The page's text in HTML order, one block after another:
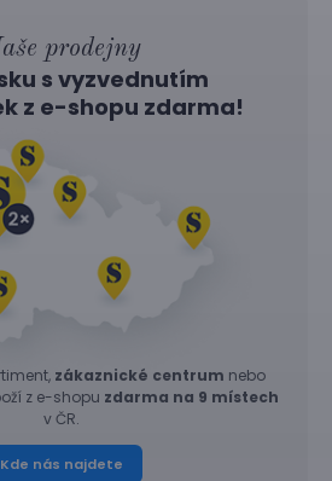
prodejny
s vyzvednutím
z e-shopu zdarma!
zákaznické centrum nebo
z e-shopu zdarma na 9 místech
v ČR.
Kde nás najdete